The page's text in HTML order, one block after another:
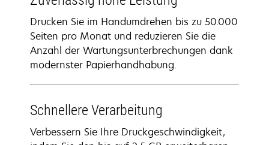
Drucken Sie im Handumdrehen bis zu 50.000
Seiten pro Monat und reduzieren Sie die
Anzahl der Wartungsunterbrechungen dank
modernster Papierhandhabung.
Schnellere Verarbeitung
Verbessern Sie Ihre Druckgeschwindigkeit,